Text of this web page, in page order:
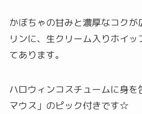
かぼちゃの甘みと濃厚なコクが
リンに、生クリーム入りホイッ
てあります。
ハロウィンコスチュームに身を
マウス」のピック付きです☆